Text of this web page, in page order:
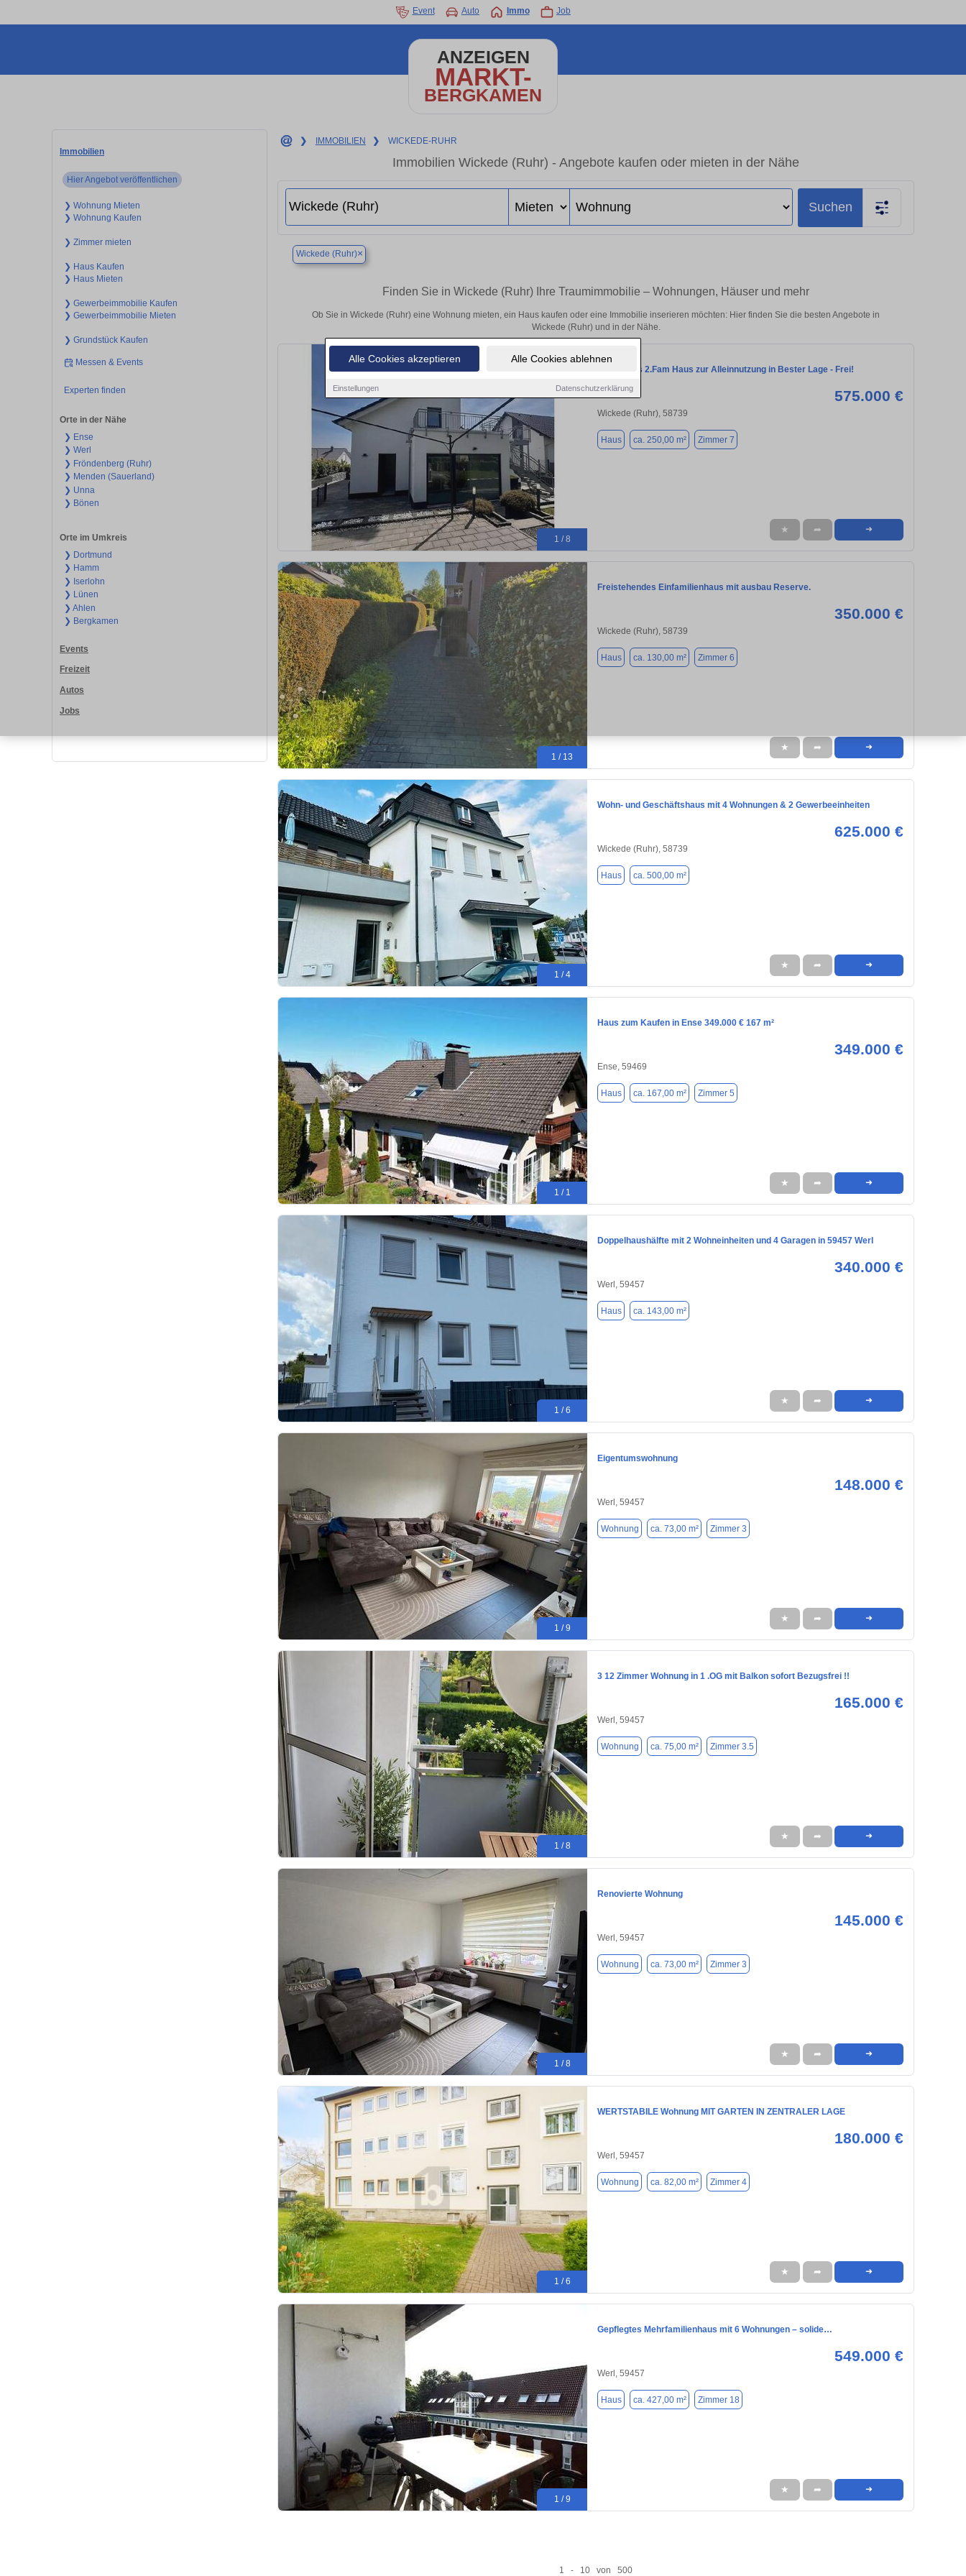
Alle Cookies akzeptieren Alle Cookies ablehnen
Einstellungen Datenschutzerklärung
Event Auto Immo Job
ANZEIGEN
MARKT-
BERGKAMEN
Immobilien
Hier Angebot veröffentlichen
❯ Wohnung Mieten
❯ Wohnung Kaufen
❯ Zimmer mieten
❯ Haus Kaufen
❯ Haus Mieten
❯ Gewerbeimmobilie Kaufen
❯ Gewerbeimmobilie Mieten
❯ Grundstück Kaufen
Messen & Events
Experten finden
Orte in der Nähe
❯ Ense
❯ Werl
❯ Fröndenberg (Ruhr)
❯ Menden (Sauerland)
❯ Unna
❯ Bönen
Orte im Umkreis
❯ Dortmund
❯ Hamm
❯ Iserlohn
❯ Lünen
❯ Ahlen
❯ Bergkamen
Events
Freizeit
Autos
Jobs
❯ IMMOBILIEN ❯ WICKEDE-RUHR
Immobilien Wickede (Ruhr) - Angebote kaufen oder mieten in der Nähe
Suchen
Wickede (Ruhr)×
Finden Sie in Wickede (Ruhr) Ihre Traumimmobilie – Wohnungen, Häuser und mehr
Ob Sie in Wickede (Ruhr) eine Wohnung mieten, ein Haus kaufen oder eine Immobilie inserieren möchten: Hier finden Sie die besten Angebote in
Wickede (Ruhr) und in der Nähe.
1 / 8
Exklusives 2.Fam Haus zur Alleinnutzung in Bester Lage - Frei!
575.000 €
Wickede (Ruhr), 58739
Haus ca. 250,00 m² Zimmer 7
★ ➦ ➜
1 / 13
Freistehendes Einfamilienhaus mit ausbau Reserve.
350.000 €
Wickede (Ruhr), 58739
Haus ca. 130,00 m² Zimmer 6
★ ➦ ➜
1 / 4
Wohn- und Geschäftshaus mit 4 Wohnungen & 2 Gewerbeeinheiten
625.000 €
Wickede (Ruhr), 58739
Haus ca. 500,00 m²
★ ➦ ➜
1 / 1
Haus zum Kaufen in Ense 349.000 € 167 m²
349.000 €
Ense, 59469
Haus ca. 167,00 m² Zimmer 5
★ ➦ ➜
1 / 6
Doppelhaushälfte mit 2 Wohneinheiten und 4 Garagen in 59457 Werl
340.000 €
Werl, 59457
Haus ca. 143,00 m²
★ ➦ ➜
1 / 9
Eigentumswohnung
148.000 €
Werl, 59457
Wohnung ca. 73,00 m² Zimmer 3
★ ➦ ➜
1 / 8
3 12 Zimmer Wohnung in 1 .OG mit Balkon sofort Bezugsfrei !!
165.000 €
Werl, 59457
Wohnung ca. 75,00 m² Zimmer 3.5
★ ➦ ➜
1 / 8
Renovierte Wohnung
145.000 €
Werl, 59457
Wohnung ca. 73,00 m² Zimmer 3
★ ➦ ➜
1 / 6
WERTSTABILE Wohnung MIT GARTEN IN ZENTRALER LAGE
180.000 €
Werl, 59457
Wohnung ca. 82,00 m² Zimmer 4
★ ➦ ➜
1 / 9
Gepflegtes Mehrfamilienhaus mit 6 Wohnungen – solide…
549.000 €
Werl, 59457
Haus ca. 427,00 m² Zimmer 18
★ ➦ ➜
1 - 10 von 500